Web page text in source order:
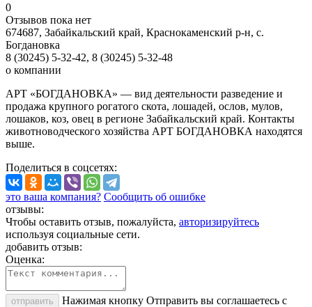
0
Отзывов пока нет
674687, Забайкальский край, Краснокаменский р-н, с.
Богдановка
8 (30245) 5-32-42, 8 (30245) 5-32-48
о компании
АРТ «БОГДАНОВКА» — вид деятельности разведение и
продажа крупного рогатого скота, лошадей, ослов, мулов,
лошаков, коз, овец в регионе Забайкальский край. Контакты
животноводческого хозяйства АРТ БОГДАНОВКА находятся
выше.
Поделиться в соцсетях:
это ваша компания? Сообщить об ошибке
отзывы:
Чтобы оставить отзыв, пожалуйста, авторизируйтесь
используя социальные сети.
добавить отзыв:
Оценка:
отправить
Нажимая кнопку Отправить вы соглашаетесь с